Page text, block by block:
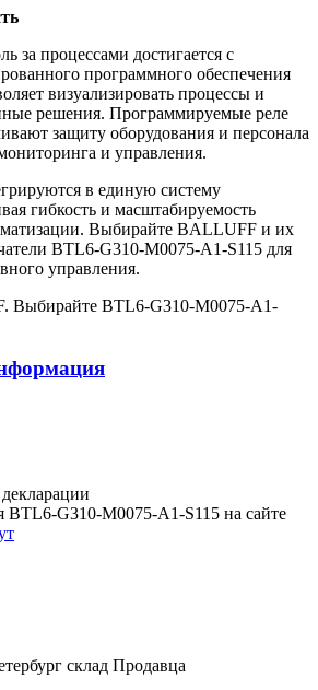
за процессами достигается с
программного обеспечения
визуализировать процессы и
решения. Программируемые реле
защиту оборудования и персонала
и управления.
в единую систему
гибкость и масштабируемость
Выбирайте BALLUFF и их
BTL6-G310-M0075-A1-S115 для
управления.
Выбирайте BTL6-G310-M0075-A1-
BTL6-G310-M0075-A1-S115 на сайте
склад Продавца